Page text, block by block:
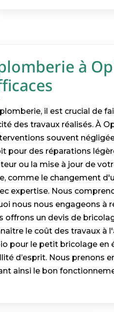
à
il est crucial de
des travaux réalisés. À
souvent
pour des réparations
ou la mise à jour de
comme le changement
expertise. Nous
nous nous engageons à
offrons un devis de
le coût des travaux à
pour le petit bricolage en
d’esprit. Nous prenons
ainsi le bon